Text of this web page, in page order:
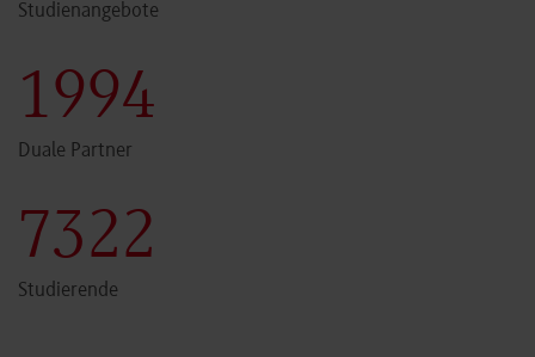
Studienangebote
2000
Duale Partner
7341
Studierende